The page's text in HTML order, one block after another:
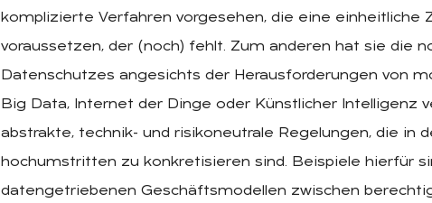
komplizierte Verfahren vorgesehen, die eine einheitliche
voraussetzen, der (noch) fehlt. Zum anderen hat sie die
Datenschutzes angesichts der Herausforderungen von
Big Data, Internet der Dinge oder Künstlicher Intelligenz
abstrakte, technik- und risikoneutrale Regelungen, die in
hochumstritten zu konkretisieren sind. Beispiele hierfür
datengetriebenen Geschäftsmodellen zwischen